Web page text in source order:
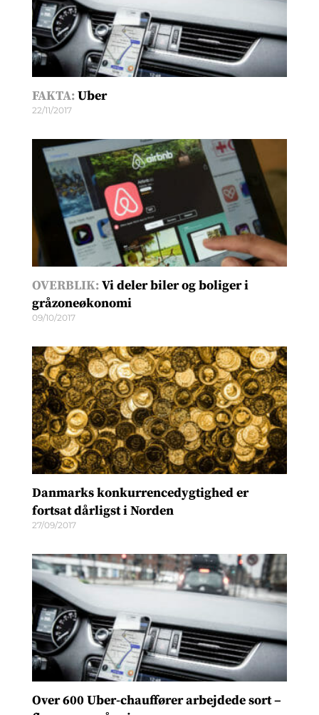
FAKTA:Uber
22/11/2017
OVERBLIK:Vi deler biler og boliger i
gråzoneøkonomi
09/10/2017
Danmarks konkurrencedygtighed er
fortsat dårligst i Norden
27/09/2017
Over 600 Uber-chauffører arbejdede sort –